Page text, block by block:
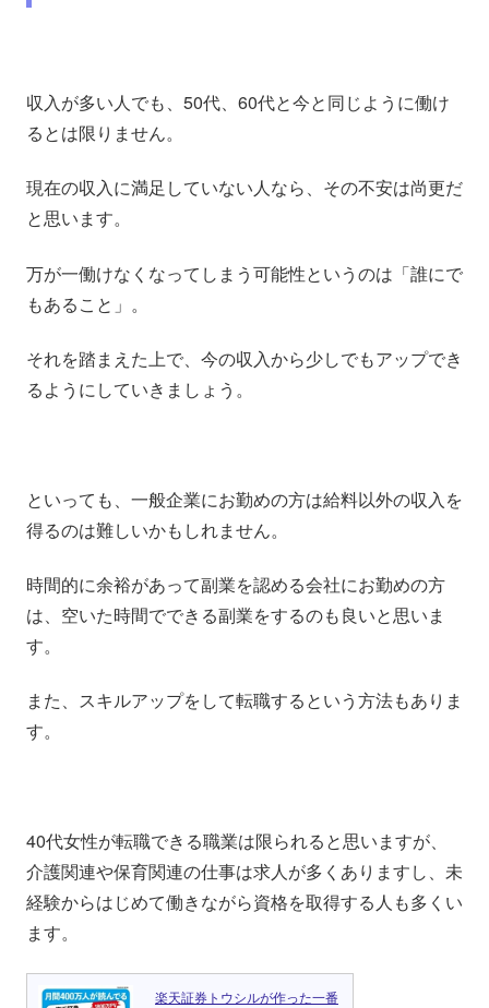
収入が多い人でも、50代、60代と今と同じように働け
るとは限りません。
現在の収入に満足していない人なら、その不安は尚更だ
と思います。
万が一働けなくなってしまう可能性というのは「誰にで
もあること」。
それを踏まえた上で、今の収入から少しでもアップでき
るようにしていきましょう。
といっても、一般企業にお勤めの方は給料以外の収入を
得るのは難しいかもしれません。
時間的に余裕があって副業を認める会社にお勤めの方
は、空いた時間でできる副業をするのも良いと思いま
す。
また、スキルアップをして転職するという方法もありま
す。
40代女性が転職できる職業は限られると思いますが、
介護関連や保育関連の仕事は求人が多くありますし、未
経験からはじめて働きながら資格を取得する人も多くい
ます。
楽天証券トウシルが作った一番